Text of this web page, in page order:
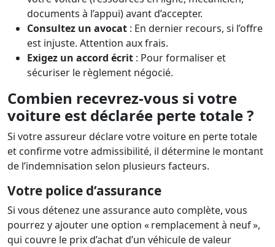
documents à l’appui) avant d’accepter.
Consultez un avocat : En dernier recours, si l’offre
est injuste. Attention aux frais.
Exigez un accord écrit : Pour formaliser et
sécuriser le règlement négocié.
Combien recevrez-vous si votre
voiture est déclarée perte totale ?
Si votre assureur déclare votre voiture en perte totale
et confirme votre admissibilité, il détermine le montant
de l’indemnisation selon plusieurs facteurs.
Votre police d’assurance
Si vous détenez une assurance auto complète, vous
pourrez y ajouter une option « remplacement à neuf »,
qui couvre le prix d’achat d’un véhicule de valeur